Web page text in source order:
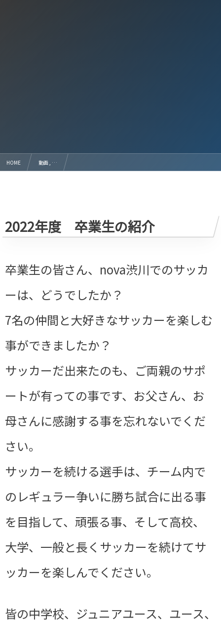
HOME 動画 , …
2022年度 卒業生の紹介
卒業生の皆さん、nova渋川でのサッカ
ーは、どうでしたか？
7名の仲間と大好きなサッカーを楽しむ
事ができましたか？
サッカーだ出来たのも、ご両親のサポ
ートが有っての事です、お父さん、お
母さんに感謝する事を忘れないでくだ
さい。
サッカーを続ける選手は、チーム内で
のレギュラー争いに勝ち試合に出る事
を目指して、頑張る事、そして高校、
大学、一般と長くサッカーを続けてサ
ッカーを楽しんでください。
皆の中学校、ジュニアユース、ユース、